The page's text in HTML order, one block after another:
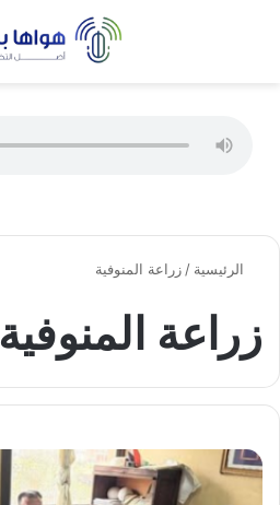
الرئيسية / زراعة المنوفية
زراعة المنوفية